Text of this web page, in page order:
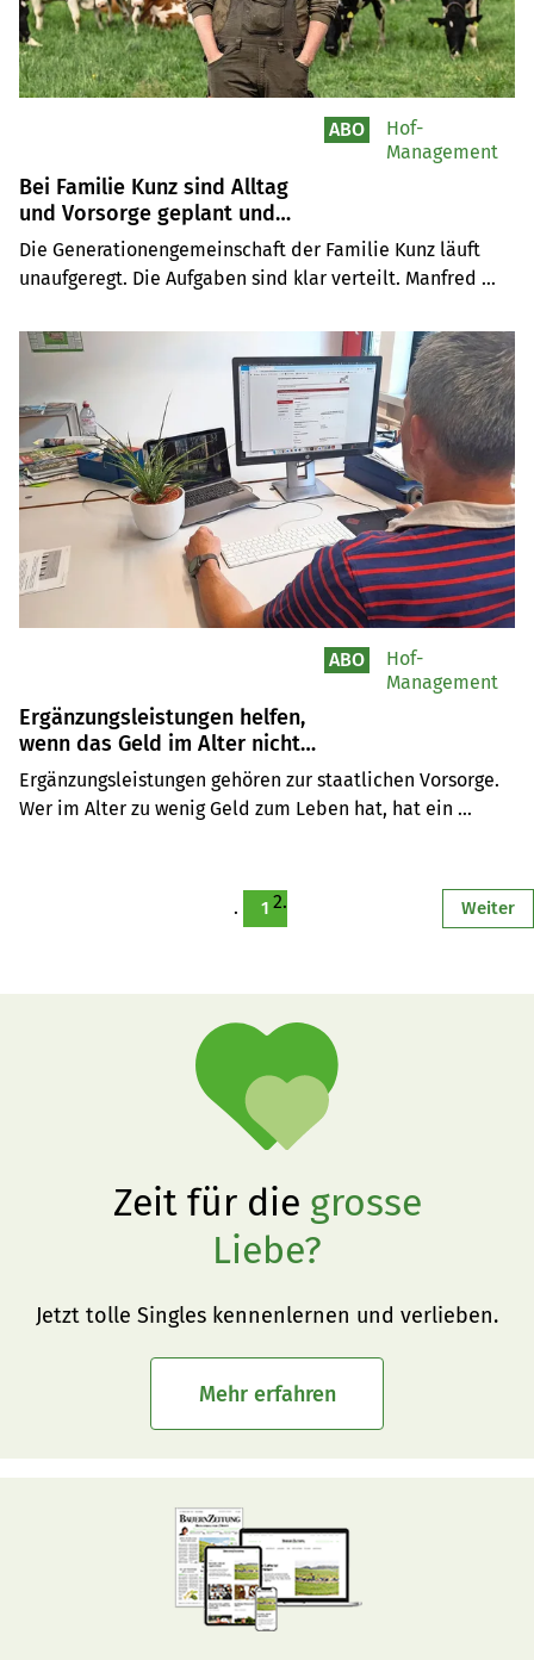
Bei Familie Kunz sind Alltag
und Vorsorge geplant und
geregelt
Die Generationengemeinschaft der Familie Kunz läuft
unaufgeregt. Die Aufgaben sind klar verteilt. Manfred
im Alter und die Vorsorge haben seine Frau Barbara Kunz
und er sich sehr früh gekümmert.
ABO
Hof-
Management
Ergänzungsleistungen helfen,
wenn das Geld im Alter nicht
reicht
Ergänzungsleistungen gehören zur staatlichen Vorsorge.
Wer im Alter zu wenig Geld zum Leben hat, hat ein
ABO
Hof-
Management
1 Weiter
Zeit für die grosse
Liebe?
Jetzt tolle Singles kennenlernen und verlieben.
Mehr erfahren